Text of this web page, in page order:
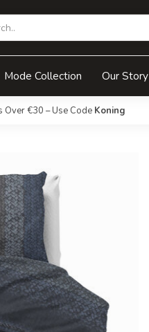
Mode Collection Our Story
Over €30 – Use Code Koning